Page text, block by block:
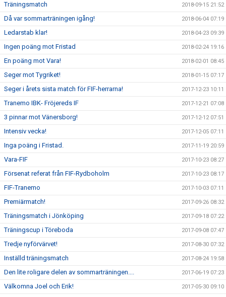
Träningsmatch 2018-09-15 21:52
Då var sommarträningen igång! 2018-06-04 07:19
Ledarstab klar! 2018-04-23 09:39
Ingen poäng mot Fristad 2018-02-24 19:16
En poäng mot Vara! 2018-02-01 08:45
Seger mot Tygriket! 2018-01-15 07:17
Seger i årets sista match för FIF-herrarna! 2017-12-23 10:11
Tranemo IBK- Fröjereds IF 2017-12-21 07:08
3 pinnar mot Vänersborg! 2017-12-12 07:51
Intensiv vecka! 2017-12-05 07:11
Inga poäng i Fristad. 2017-11-19 20:59
Vara-FIF 2017-10-23 08:27
Försenat referat från FIF-Rydboholm 2017-10-23 08:17
FIF-Tranemo 2017-10-03 07:11
Premiärmatch! 2017-09-26 08:32
Träningsmatch i Jönköping 2017-09-18 07:22
Träningscup i Töreboda 2017-09-08 07:47
Tredje nyförvärvet! 2017-08-30 07:32
Inställd träningsmatch 2017-08-24 19:58
Den lite roligare delen av sommarträningen.... 2017-06-19 07:23
Välkomna Joel och Erik! 2017-05-30 09:10